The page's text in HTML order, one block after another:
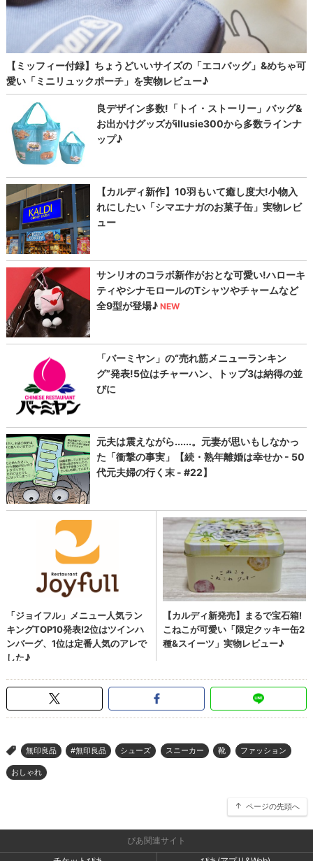
> 無印良品 #無印良品 シューズ スニーカー 靴 ファッション
おしゃれ
ページの先頭へ
ぴあ関連サイト